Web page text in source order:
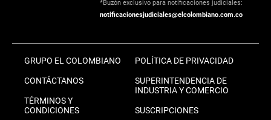
*Buzón exclusivo para notificaciones judiciales:
notificacionesjudiciales@elcolombiano.com.co
GRUPO EL COLOMBIANO
CONTÁCTANOS
TÉRMINOS Y
CONDICIONES
POLÍTICA DE PRIVACIDAD
SUPERINTENDENCIA DE
INDUSTRIA Y COMERCIO
SUSCRIPCIONES